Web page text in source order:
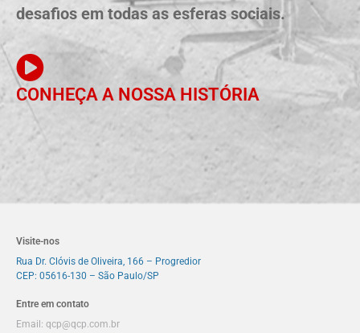
desafios em todas as esferas sociais.
CONHEÇA A NOSSA HISTÓRIA
Visite-nos
Rua Dr. Clóvis de Oliveira, 166 – Progredior
CEP: 05616-130 – São Paulo/SP
Entre em contato
Email: qcp@qcp.com.br